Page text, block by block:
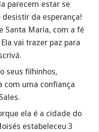
parecem estar se
da esperança!
Santa Maria, com a fé
vai trazer paz para
seus filhinhos,
com uma confiança
ela é a cidade do
estabeleceu 3